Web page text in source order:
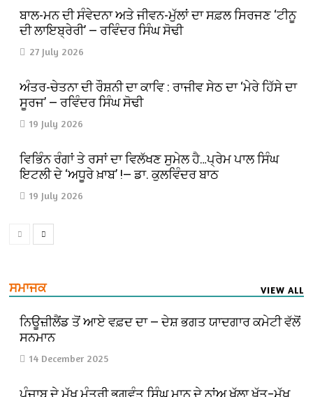
ਬਾਲ-ਮਨ ਦੀ ਸੰਵੇਦਨਾ ਅਤੇ ਜੀਵਨ-ਮੁੱਲਾਂ ਦਾ ਸਫ਼ਲ ਸਿਰਜਣ ‘ਟੀਨੂ
ਦੀ ਲਾਇਬ੍ਰੇਰੀ’ — ਰਵਿੰਦਰ ਸਿੰਘ ਸੋਢੀ
27 July 2026
ਅੰਤਰ-ਚੇਤਨਾ ਦੀ ਰੌਸ਼ਨੀ ਦਾ ਕਾਵਿ : ਰਾਜੀਵ ਸੇਠ ਦਾ ‘ਮੇਰੇ ਹਿੱਸੇ ਦਾ
ਸੂਰਜ’ — ਰਵਿੰਦਰ ਸਿੰਘ ਸੋਢੀ
19 July 2026
ਵਿਭਿੰਨ ਰੰਗਾਂ ਤੇ ਰਸਾਂ ਦਾ ਵਿਲੱਖਣ ਸੁਮੇਲ ਹੈ…ਪ੍ਰੇਮ ਪਾਲ ਸਿੰਘ
ਇਟਲੀ ਦੇ ‘ਅਧੂਰੇ ਖ਼ਾਬ’ !— ਡਾ. ਕੁਲਵਿੰਦਰ ਬਾਠ
19 July 2026
ਸਮਾਜਕ VIEW ALL
ਨਿਊਜ਼ੀਲੈਂਡ ਤੋਂ ਆਏ ਵਫ਼ਦ ਦਾ — ਦੇਸ਼ ਭਗਤ ਯਾਦਗਾਰ ਕਮੇਟੀ ਵੱਲੋਂ
ਸਨਮਾਨ
14 December 2025
ਪੰਜਾਬ ਦੇ ਮੁੱਖ ਮੰਤਰੀ ਭਗਵੰਤ ਸਿੰਘ ਮਾਨ ਦੇ ਨਾਂਅ ਖੁੱਲਾ ਖ਼ੱਤ–ਮੁੱਖ